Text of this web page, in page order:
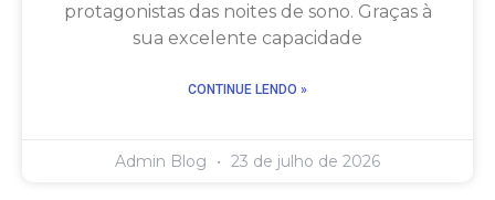
protagonistas das noites de sono. Graças à
sua excelente capacidade
CONTINUE LENDO »
Admin Blog 23 de julho de 2026